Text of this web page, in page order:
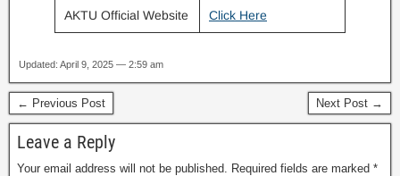
AKTU Official Website Click Here
Updated: April 9, 2025 — 2:59 am
← Previous Post Next Post →
Leave a Reply
Your email address will not be published. Required fields are marked *